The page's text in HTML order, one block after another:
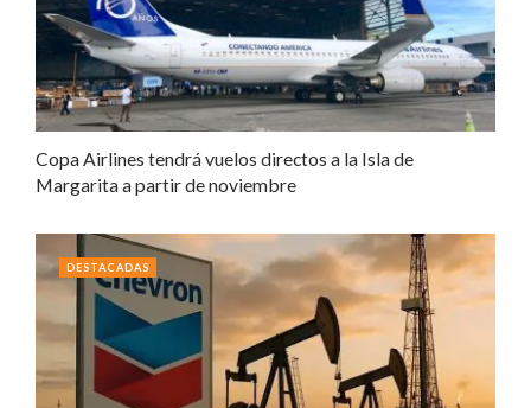
Copa Airlines tendrá vuelos directos a la Isla de
Margarita a partir de noviembre
DESTACADAS